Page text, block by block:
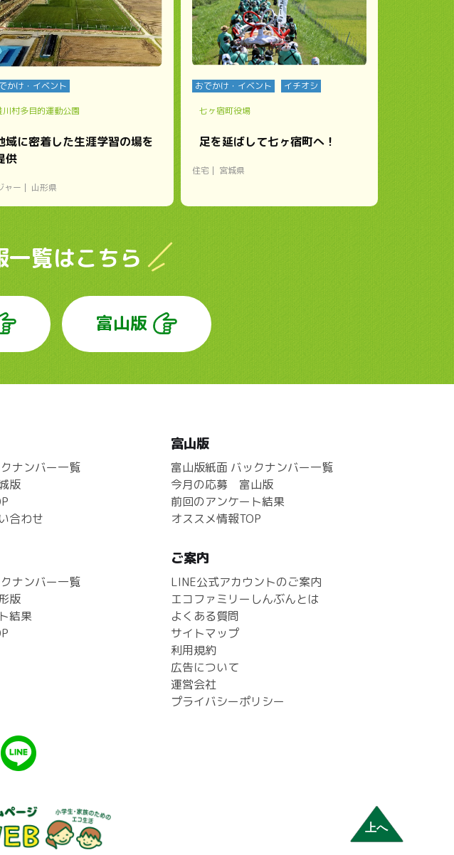
かけ・イベント
川村多目的運動公園
域に密着した生涯学習の場を
供
ャー 山形県
おでかけ・イベント イチオシ
七ヶ宿町役場
足を延ばして七ヶ宿町へ！
住宅 宮城県
一覧はこちら
富山版
ナンバー一覧
版
合わせ
ナンバー一覧
版
結果
富山版
富山版紙面 バックナンバー一覧
今月の応募 富山版
前回のアンケート結果
オススメ情報TOP
ご案内
LINE公式アカウントのご案内
エコファミリーしんぶんとは
よくある質問
サイトマップ
利用規約
広告について
運営会社
プライバシーポリシー
instagram
上へ